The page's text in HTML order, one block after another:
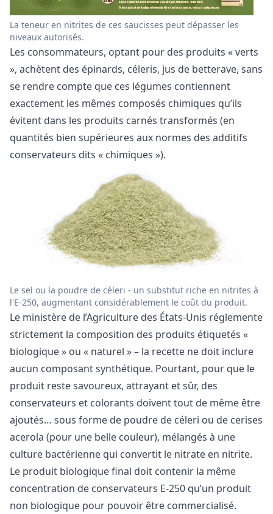
La teneur en nitrites de ces saucisses peut dépasser les
niveaux autorisés.
Les consommateurs, optant pour des produits « verts
», achètent des épinards, céleris, jus de betterave, sans
se rendre compte que ces légumes contiennent
exactement les mêmes composés chimiques qu’ils
évitent dans les produits carnés transformés (en
quantités bien supérieures aux normes des additifs
conservateurs dits « chimiques »).
Le sel ou la poudre de céleri - un substitut riche en nitrites à
l'E-250, augmentant considérablement le coût du produit.
Le ministère de l’Agriculture des États-Unis réglemente
strictement la composition des produits étiquetés «
biologique » ou « naturel » – la recette ne doit inclure
aucun composant synthétique. Pourtant, pour que le
produit reste savoureux, attrayant et sûr, des
conservateurs et colorants doivent tout de même être
ajoutés… sous forme de poudre de céleri ou de cerises
acerola (pour une belle couleur), mélangés à une
culture bactérienne qui convertit le nitrate en nitrite.
Le produit biologique final doit contenir la même
concentration de conservateurs E-250 qu’un produit
non biologique pour pouvoir être commercialisé.